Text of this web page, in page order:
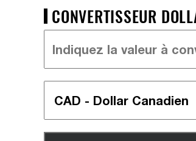
CONVERTISSEUR